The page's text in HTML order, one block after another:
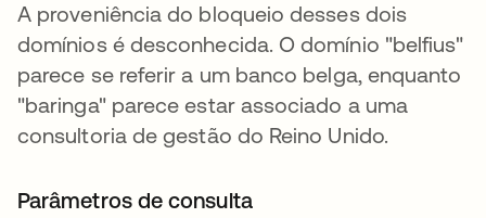
A proveniência do bloqueio desses dois
domínios é desconhecida. O domínio "belfius"
parece se referir a um banco belga, enquanto
"baringa" parece estar associado a uma
consultoria de gestão do Reino Unido.
Parâmetros de consulta